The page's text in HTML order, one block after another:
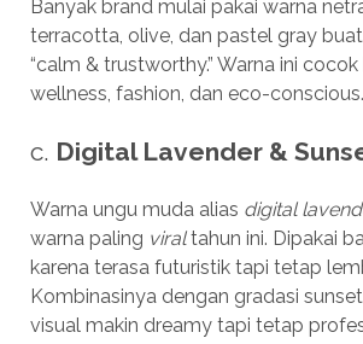
Banyak brand mulai pakai warna
terracotta, olive, dan pastel gray
“calm & trustworthy.” Warna ini
wellness, fashion, dan eco-conscious.
c. Digital Lavender &
Warna ungu muda alias digital
warna paling viraltahun ini. Dipakai
karena terasa futuristik tapi tetap
Kombinasinya dengan gradasi
visual makin dreamy tapi tetap